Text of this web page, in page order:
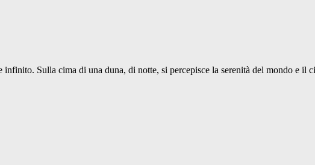
Sulla cima di una duna, di notte, si percepisce la serenità del mondo e il